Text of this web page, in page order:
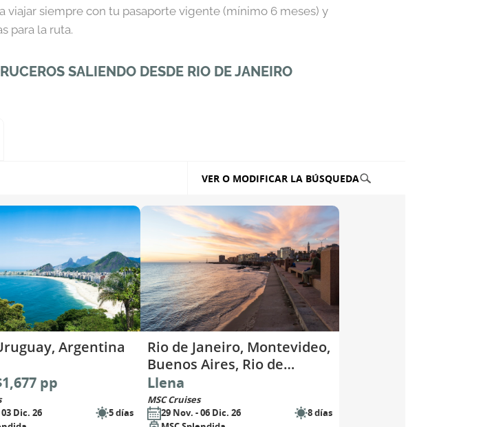
viajar siempre con tu pasaporte vigente (mínimo 6 meses) y
para la ruta.
SALIENDO DESDE RIO DE JANEIRO